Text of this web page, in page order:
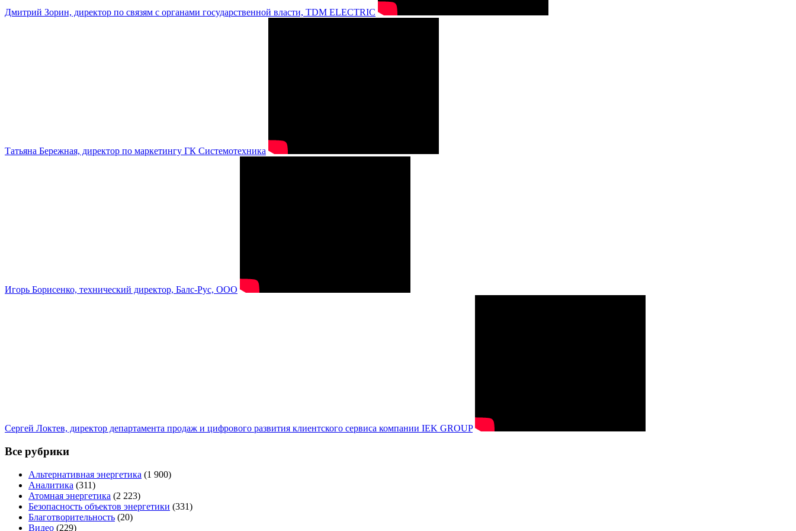
Дмитрий Зорин, директор по связям с органами государственной власти, TDM ELECTRIC
Татьяна Бережная, директор по маркетингу ГК Системотехника
Игорь Борисенко, технический директор, Балс-Рус, ООО
Сергей Локтев, директор департамента продаж и цифрового развития клиентского сервиса компании IEK GROUP
Все рубрики
Альтернативная энергетика (1 900)
Аналитика (311)
Атомная энергетика (2 223)
Безопасность объектов энергетики (331)
Благотворительность (20)
Видео (229)